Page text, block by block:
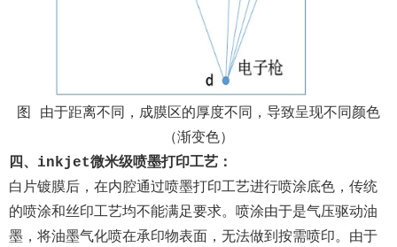
图 由于距离不同，成膜区的厚度不同，导致呈现不同颜色
（渐变色）
四、inkjet微米级喷墨打印工艺：
白片镀膜后，在内腔通过喷墨打印工艺进行喷涂底色，传统
的喷涂和丝印工艺均不能满足要求。喷涂由于是气压驱动油
墨，将油墨气化喷在承印物表面，无法做到按需喷印。由于